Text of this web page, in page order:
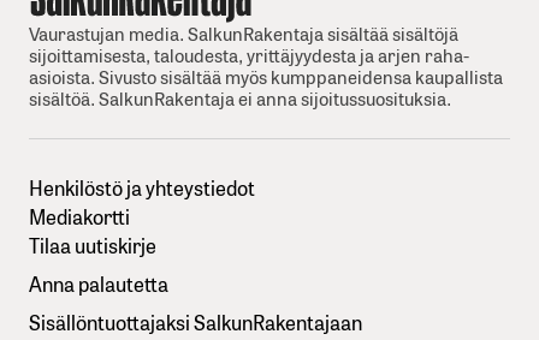
Vaurastujan media. SalkunRakentaja sisältää sisältöjä
sijoittamisesta, taloudesta, yrittäjyydesta ja arjen raha-
asioista. Sivusto sisältää myös kumppaneidensa kaupallista
sisältöä. SalkunRakentaja ei anna sijoitussuosituksia.
Henkilöstö ja yhteystiedot
Mediakortti
Tilaa uutiskirje
Anna palautetta
Sisällöntuottajaksi SalkunRakentajaan